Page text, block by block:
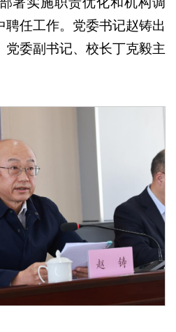
任工作。党委书记赵铸出
党委副书记、校长丁克毅主